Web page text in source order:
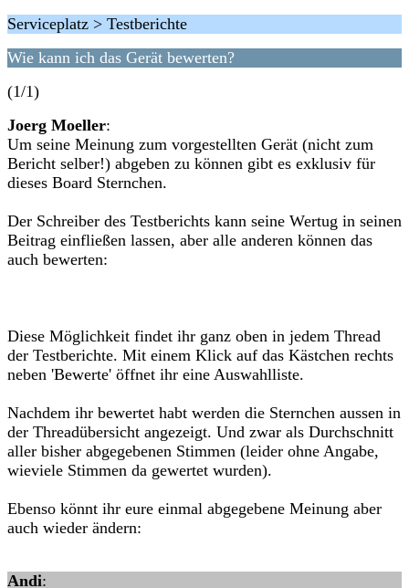
Serviceplatz > Testberichte
Wie kann ich das Gerät bewerten?
(1/1)
Joerg Moeller:
Um seine Meinung zum vorgestellten Gerät (nicht zum
Bericht selber!) abgeben zu können gibt es exklusiv für
dieses Board Sternchen.
Der Schreiber des Testberichts kann seine Wertug in seinen
Beitrag einfließen lassen, aber alle anderen können das
auch bewerten:
Diese Möglichkeit findet ihr ganz oben in jedem Thread
der Testberichte. Mit einem Klick auf das Kästchen rechts
neben 'Bewerte' öffnet ihr eine Auswahlliste.
Nachdem ihr bewertet habt werden die Sternchen aussen in
der Threadübersicht angezeigt. Und zwar als Durchschnitt
aller bisher abgegebenen Stimmen (leider ohne Angabe,
wieviele Stimmen da gewertet wurden).
Ebenso könnt ihr eure einmal abgegebene Meinung aber
auch wieder ändern:
Andi: